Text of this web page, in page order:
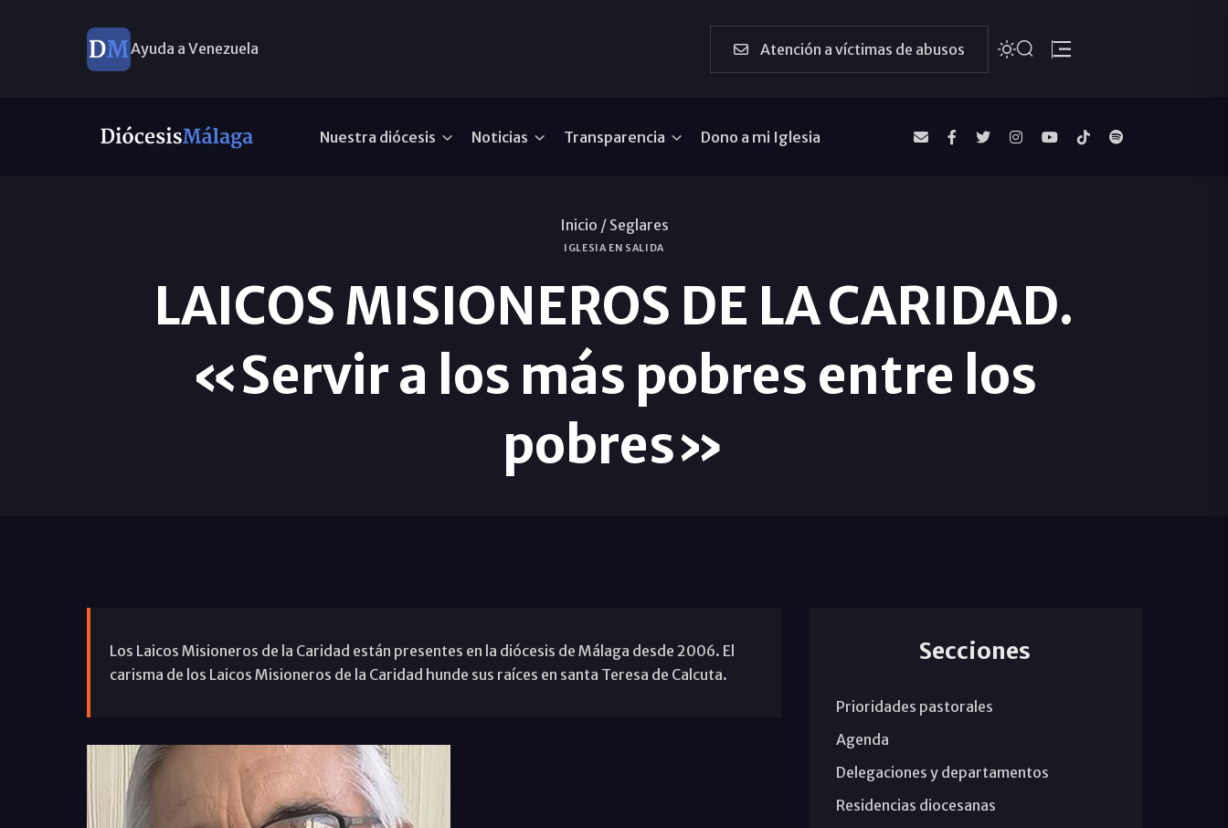
Ayuda a Venezuela Atención a víctimas de abusos
Nuestra diócesis Noticias Transparencia Dono a mi Iglesia
Inicio / Seglares
IGLESIA EN SALIDA
LAICOS MISIONEROS DE LA CARIDAD.
«Servir a los más pobres entre los
pobres»
Los Laicos Misioneros de la Caridad están presentes en la diócesis de Málaga desde 2006. El
carisma de los Laicos Misioneros de la Caridad hunde sus raíces en santa Teresa de Calcuta.
Secciones
Prioridades pastorales
Agenda
Delegaciones y departamentos
Residencias diocesanas